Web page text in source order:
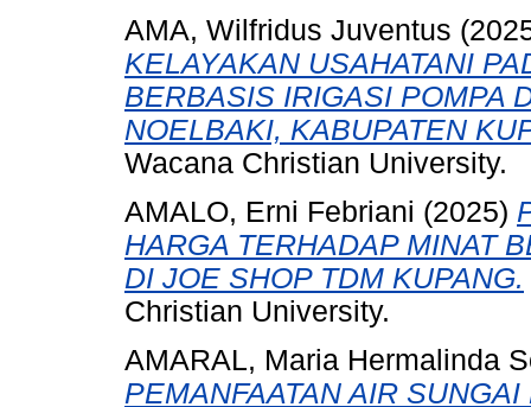
AMA, Wilfridus Juventus
KELAYAKAN USAHATANI
BERBASIS IRIGASI POMPA
NOELBAKI, KABUPATEN
Wacana Christian University.
AMALO, Erni Febriani (2025)
HARGA TERHADAP MINAT
DI JOE SHOP TDM KUPANG.
Christian University.
AMARAL, Maria Hermalinda
PEMANFAATAN AIR